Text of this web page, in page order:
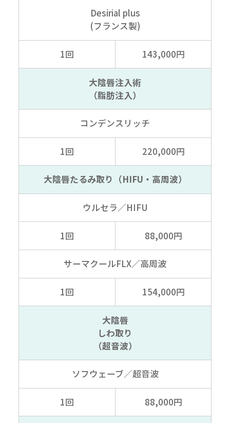
Desirial plus
(フランス製)
1回 143,000円
大陰唇注入術
（脂肪注入）
コンデンスリッチ
1回 220,000円
大陰唇たるみ取り （HIFU・高周波）
ウルセラ／HIFU
1回 88,000円
サーマクールFLX／高周波
1回 154,000円
大陰唇
しわ取り
（超音波）
ソフウェーブ／超音波
1回 88,000円